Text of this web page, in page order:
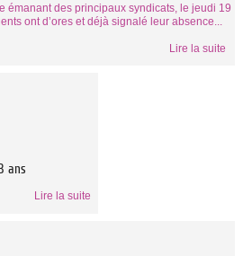
émanant des principaux syndicats, le jeudi 19
ont d’ores et déjà signalé leur absence...
Lire la suite
ans
Lire la suite